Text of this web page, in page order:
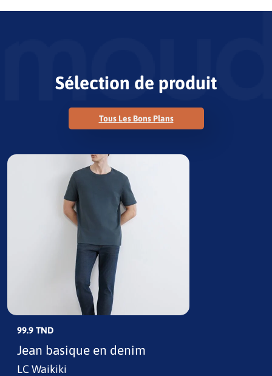
Sélection de produit
Tous Les Bons Plans
99.9 TND
Jean basique en denim
LC Waikiki